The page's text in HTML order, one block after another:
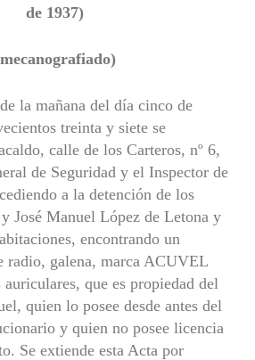
de 1937)
la mañana del día cinco de
treinta y siete se
calle de los Carteros, nº 6,
de Seguridad y el Inspector de
a la detención de los
José Manuel López de Letona y
encontrando un
radio, galena, marca ACUVEL
que es propiedad del
quien lo posee desde antes del
y quien no posee licencia
Se extiende esta Acta por